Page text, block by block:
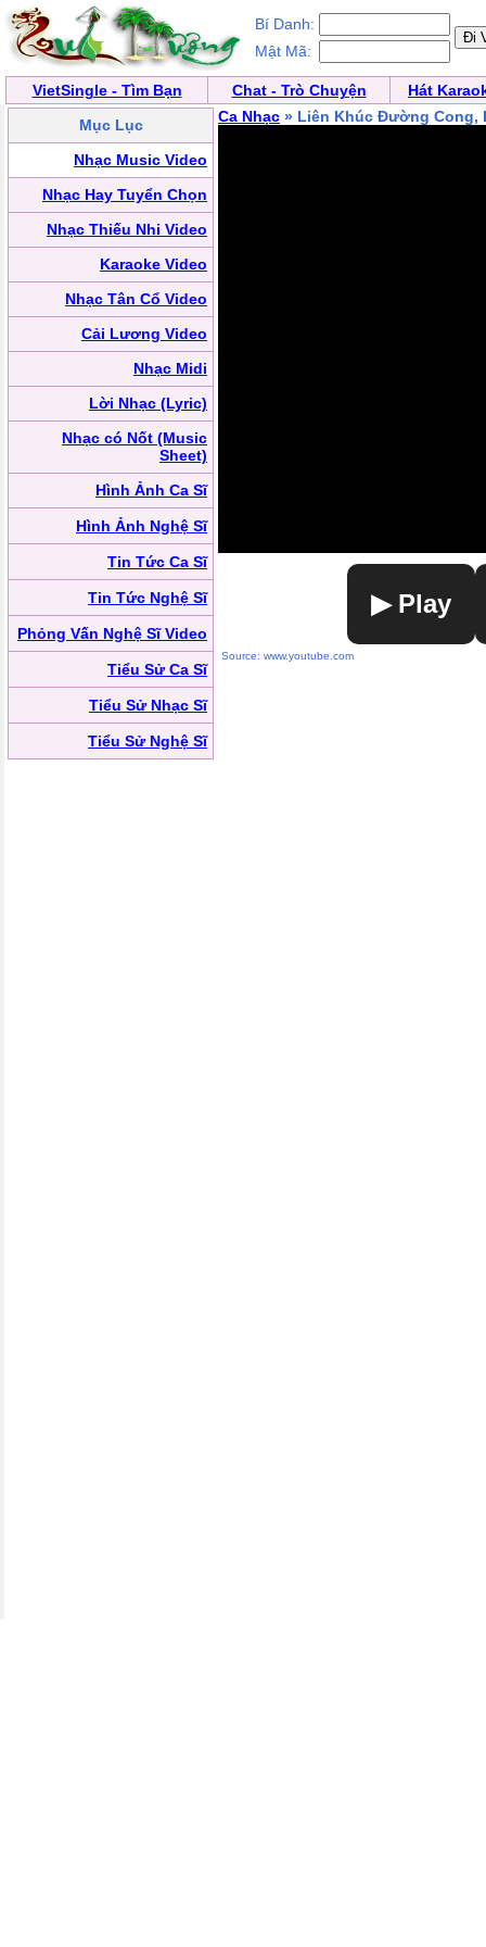
Bí Danh:
Mật Mã:
VietSingle - Tìm Bạn Chat - Trò Chuyện
Hát
Mục Lục
Nhạc Music Video
Nhạc Hay Tuyển Chọn
Nhạc Thiếu Nhi Video
Karaoke Video
Nhạc Tân Cổ Video
Cải Lương Video
Nhạc Midi
Lời Nhạc (Lyric)
Nhạc có Nốt (Music
Sheet)
Hình Ảnh Ca Sĩ
Hình Ảnh Nghệ Sĩ
Tin Tức Ca Sĩ
Tin Tức Nghệ Sĩ
Phỏng Vấn Nghệ Sĩ Video
Tiểu Sử Ca Sĩ
Tiểu Sử Nhạc Sĩ
Tiểu Sử Nghệ Sĩ
Ca Nhạc » Liên Khúc Đường Cong,
▶ Play
Source: www.youtube.com